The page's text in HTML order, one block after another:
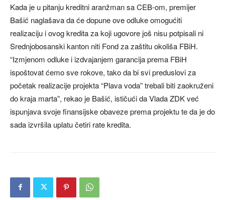
Kada je u pitanju kreditni aranžman sa CEB-om, premijer
Bašić naglašava da će dopune ove odluke omogućiti
realizaciju i ovog kredita za koji ugovore još nisu potpisali ni
Srednjobosanski kanton niti Fond za zaštitu okoliša FBiH.
“Izmjenom odluke i izdvajanjem garancija prema FBiH
ispoštovat ćemo sve rokove, tako da bi svi preduslovi za
početak realizacije projekta “Plava voda” trebali biti zaokruženi
do kraja marta”, rekao je Bašić, ističući da Vlada ZDK već
ispunjava svoje finansijske obaveze prema projektu te da je do
sada izvršila uplatu četiri rate kredita.